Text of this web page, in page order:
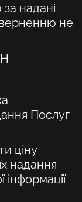
надані
не
Послуг
ціну
надання
інформації